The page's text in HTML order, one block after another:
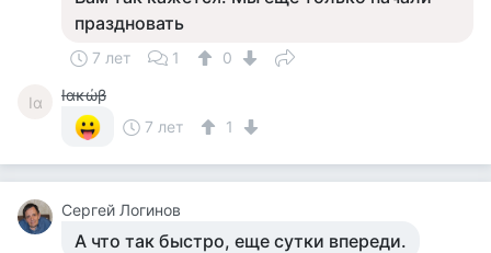
праздновать
7 лет 1 0
Ια
Ιακώβ
7 лет
1
Сергей Логинов
А что так быстро, еще сутки впереди.